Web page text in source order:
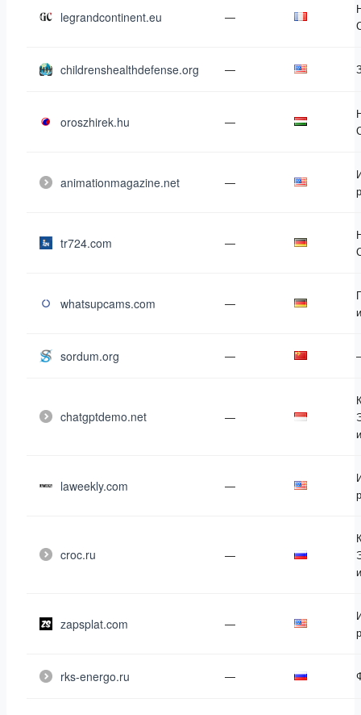
legrandcontinent.eu —
childrenshealthdefense.org —
oroszhirek.hu —
animationmagazine.net —
tr724.com —
whatsupcams.com —
sordum.org —
chatgptdemo.net —
laweekly.com —
croc.ru —
zapsplat.com —
rks-energo.ru —